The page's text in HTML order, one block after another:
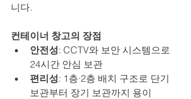
니다.
컨테이너 창고의 장점
안전성: CCTV와 보안 시스템으로
24시간 안심 보관
편리성: 1층·2층 배치 구조로 단기
보관부터 장기 보관까지 용이